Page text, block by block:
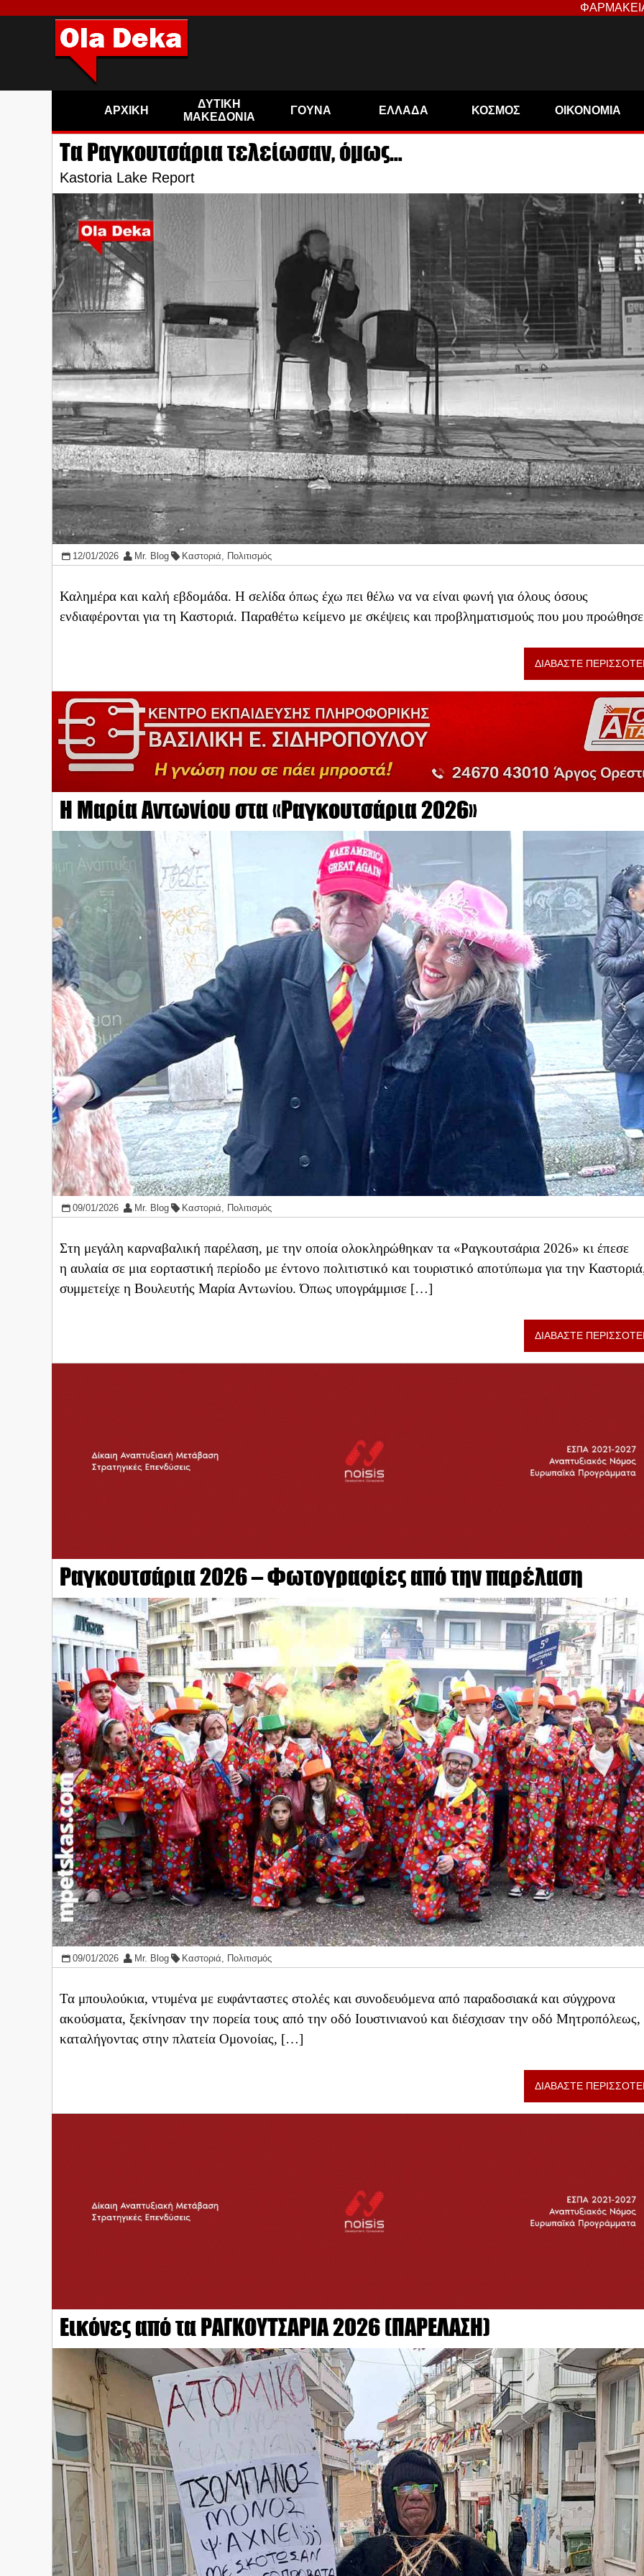
ΑΡΧΙΚΗ
ΔΥΤΙΚΗ
ΜΑΚΕΔΟΝΙΑ
ΓΟΥΝΑ ΕΛΛΑΔΑ ΚΟΣΜΟΣ ΟΙΚΟΝΟΜΙΑ
Τα Ραγκουτσάρια τελείωσαν, όμως…
Kastoria Lake Report
12/01/2026 Mr. Blog Καστοριά Πολιτισμός
Καλημέρα και καλή εβδομάδα. Η σελίδα όπως έχω πει θέλω να να είναι φωνή για όλους όσους
ενδιαφέρονται για τη Καστοριά. Παραθέτω κείμενο με σκέψεις και προβληματισμούς που μου
ΔΙΑΒΑΣΤΕ
Η Μαρία Αντωνίου στα «Ραγκουτσάρια 2026»
09/01/2026 Mr. Blog Καστοριά Πολιτισμός
​Στη μεγάλη καρναβαλική παρέλαση, με την οποία ολοκληρώθηκαν τα «Ραγκουτσάρια 2026» κι έπεσε
η αυλαία σε μια εορταστική περίοδο με έντονο πολιτιστικό και τουριστικό αποτύπωμα για την
συμμετείχε η Βουλευτής Μαρία Αντωνίου. Όπως υπογράμμισε […]
ΔΙΑΒΑΣΤΕ
Ραγκουτσάρια 2026 – Φωτογραφίες από την παρέλαση
09/01/2026 Mr. Blog Καστοριά Πολιτισμός
Τα μπουλούκια, ντυμένα με ευφάνταστες στολές και συνοδευόμενα από παραδοσιακά και σύγχρονα
ακούσματα, ξεκίνησαν την πορεία τους από την οδό Ιουστινιανού και διέσχισαν την οδό Μητροπόλεως,
καταλήγοντας στην πλατεία Ομονοίας, […]
ΔΙΑΒΑΣΤΕ
Εικόνες από τα ΡΑΓΚΟΥΤΣΑΡΙΑ 2026 (ΠΑΡΕΛΑΣΗ)